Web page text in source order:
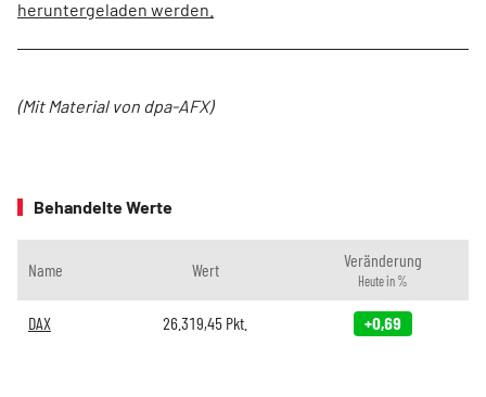
heruntergeladen werden.
(Mit Material von dpa-AFX)
Behandelte Werte
Name Wert Veränderung
Heute in %
DAX 26.319,45 Pkt. +0,69